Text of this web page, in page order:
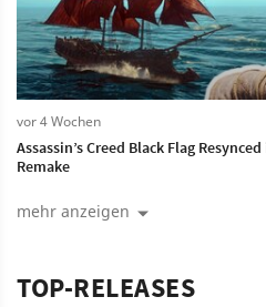
vor 4 Wochen
Assassin’s Creed Black Flag
Remake
mehr anzeigen
TOP-RELEASES